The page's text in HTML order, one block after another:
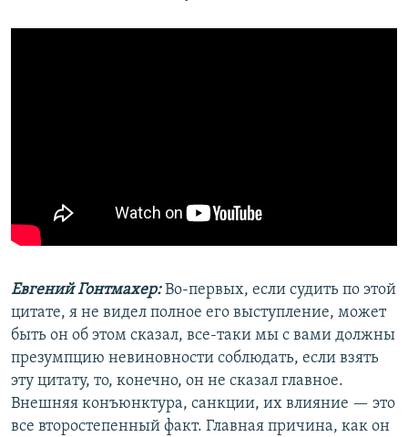
Евгений Гонтмахер:Во-первых, если судить по этой
цитате, я не видел полное его выступление, может
быть он об этом сказал, все-таки мы с вами должны
презумпцию невиновности соблюдать, если взять
эту цитату, то, конечно, он не сказал главное.
Внешняя конъюнктура, санкции, их влияние — это
все второстепенный факт. Главная причина, как он